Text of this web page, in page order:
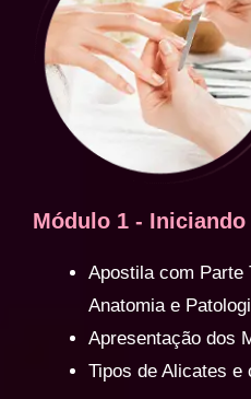
Módulo 1 -
Apostila com Parte
Anatomia e
Apresentação dos
Tipos de Alicates